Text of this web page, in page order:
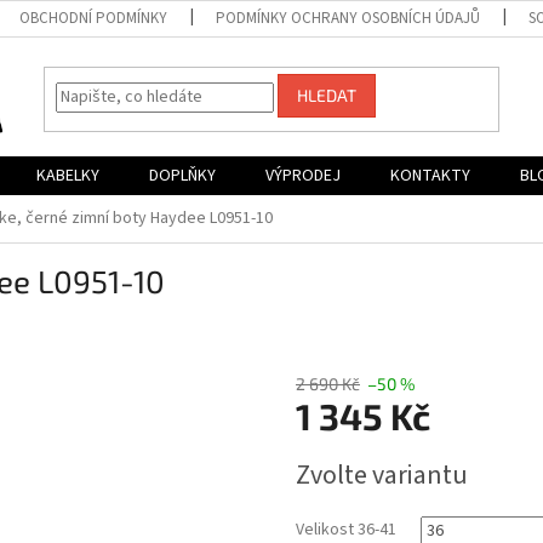
OBCHODNÍ PODMÍNKY PODMÍNKY OCHRANY OSOBNÍCH ÚDAJŮ
HLEDAT
KABELKY DOPLŇKY VÝPRODEJ KONTAKTY
černé zimní boty Haydee L0951-10
L0951-10
2 690 Kč –50 %
1 345 Kč
cena:
Zvolte variantu
Velikost 36-41